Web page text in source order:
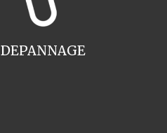
DEPANNAGE